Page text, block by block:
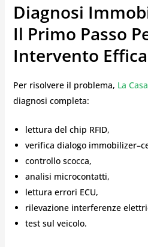
Diagnosi
Il Primo Passo
Intervento
Per risolvere il problema, La
diagnosi completa:
lettura del chip RFID,
verifica dialogo
controllo scocca,
analisi microcontatti,
lettura errori ECU,
rilevazione interferenze
test sul veicolo.